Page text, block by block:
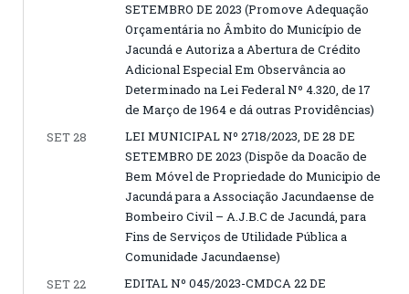
SETEMBRO DE 2023 (Promove Adequação
Orçamentária no Âmbito do Município de
Jacundá e Autoriza a Abertura de Crédito
Adicional Especial Em Observância ao
Determinado na Lei Federal Nº 4.320, de 17
de Março de 1964 e dá outras Providências)
SET 28
LEI MUNICIPAL Nº 2718/2023, DE 28 DE
SETEMBRO DE 2023 (Dispõe da Doacão de
Bem Móvel de Propriedade do Municipio de
Jacundá para a Associação Jacundaense de
Bombeiro Civil – A.J.B.C de Jacundá, para
Fins de Serviços de Utilidade Pública a
Comunidade Jacundaense)
SET 22
EDITAL Nº 045/2023-CMDCA 22 DE